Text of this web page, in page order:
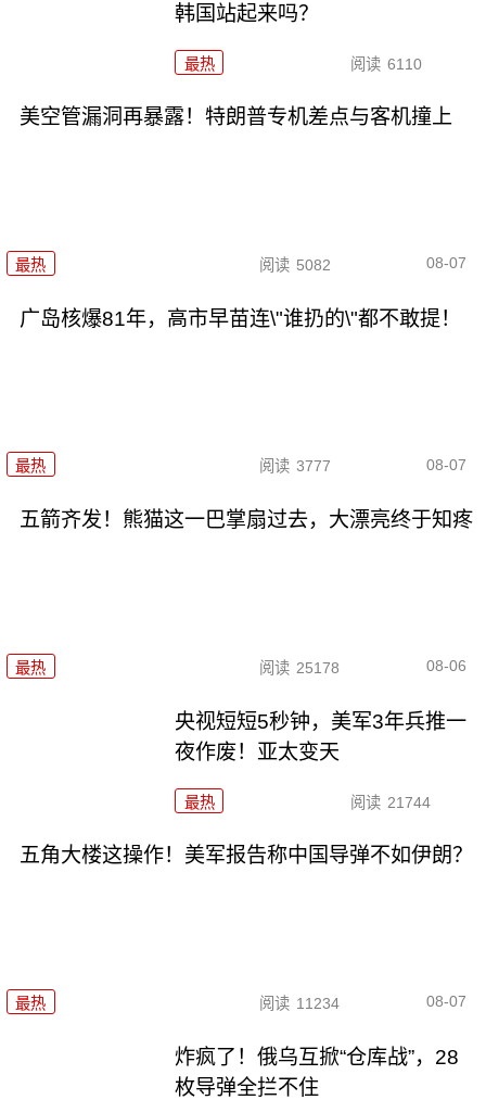
韩国站起来吗？
最热 阅读 6110
美空管漏洞再暴露！特朗普专机差点与客机撞上
最热 阅读 5082 08-07
广岛核爆81年，高市早苗连\"谁扔的\"都不敢提！
最热 阅读 3777 08-07
五箭齐发！熊猫这一巴掌扇过去，大漂亮终于知疼
最热 阅读 25178 08-06
央视短短5秒钟，美军3年兵推一
夜作废！亚太变天
最热 阅读 21744
五角大楼这操作！美军报告称中国导弹不如伊朗？
最热 阅读 11234 08-07
炸疯了！俄乌互掀“仓库战”，28
枚导弹全拦不住